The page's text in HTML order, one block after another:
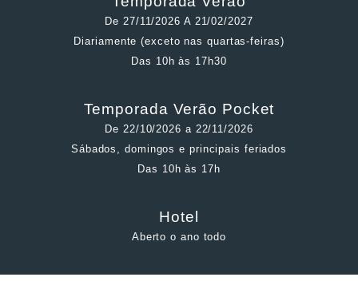
De 27/11/2026 A 21/02/2027
Diariamente (exceto nas quartas-feiras)
Das 10h às 17h30
Temporada Verão Pocket
De 22/10/2026 a 22/11/2026
Sábados, domingos e principais feriados
Das 10h às 17h
Hotel
Aberto o ano todo